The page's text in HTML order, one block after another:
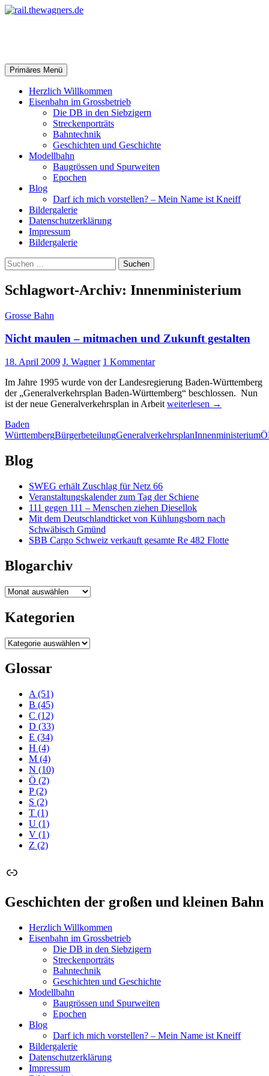
Zum
Suchen
Primäres Menü
Herzlich Willkommen
Eisenbahn im Grossbetrieb
Die DB in den Siebzigern
Streckenporträts
Bahntechnik
Geschichten und Geschichte
Modellbahn
Baugrössen und Spurweiten
Epochen
Blog
Darf ich mich vorstellen? – Mein Name ist Kneiff
Bildergalerie
Datenschutzerklärung
Impressum
Bildergalerie
Suchen
nach:
Schlagwort-Archiv: Innenministerium
Grosse Bahn
Nicht maulen – mitmachen und Zukunft gestalten
18. April 2009 J. Wagner 1 Kommentar
Im Jahre 1995 wurde von der Landesregierung Baden-Württemberg
der „Generalverkehrsplan Baden-Württemberg“ beschlossen. Nun
ist der neue Generalverkehrsplan in Arbeit Nicht
mitmachen
weiterlesen →
Baden
WürttembergBürgerbeteilungGeneralverkehrsplanInnenministerium
Blog
SWEG erhält Zuschlag für Netz 66
Veranstaltungskalender zum Tag der Schiene
111 gegen 111 – Menschen ziehen Diesellok
Mit dem Deutschlandticket von Kühlungsborn nach
Schwäbisch Gmünd
SBB Cargo Schweiz verkauft gesamte Re 482 Flotte
Blogarchiv
Blogarchiv
Kategorien
Kategorien
Glossar
A (51)
B (45)
C (12)
D (33)
E (34)
H (4)
M (4)
N (10)
Ö (2)
P(2)
S (2)
T (1)
U (1)
V (1)
Z (2)
Link
Geschichten der großen und kleinen Bahn
Herzlich Willkommen
Eisenbahn im Grossbetrieb
Die DB in den Siebzigern
Streckenporträts
Bahntechnik
Geschichten und Geschichte
Modellbahn
Baugrössen und Spurweiten
Epochen
Blog
Darf ich mich vorstellen? – Mein Name ist Kneiff
Bildergalerie
Datenschutzerklärung
Impressum